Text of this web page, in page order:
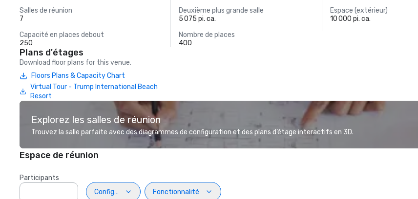
Salles de réunion
7
Deuxième plus grande salle
5 075 pi. ca.
Espace (extérieur)
10 000 pi. ca.
Capacité en places debout
250
Nombre de places
400
Plans d'étages
Download floor plans for this venue.
Floors Plans & Capacity Chart
Virtual Tour - Trump International Beach
Resort
Explorez les salles de réunion
Trouvez la salle parfaite avec des diagrammes de configuration et des plans d’étage interactifs en 3D.
Espace de réunion
Participants
Configuration
Fonctionnalité